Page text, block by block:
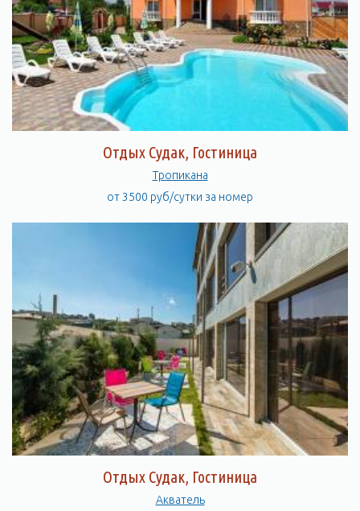
Отдых Судак, Гостиница
Тропикана
от 3500 руб/сутки за номер
Отдых Судак, Гостиница
Акватель